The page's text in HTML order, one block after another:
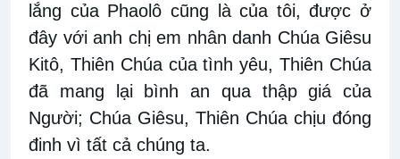
lắng của Phaolô cũng là của tôi, được ở
đây với anh chị em nhân danh Chúa Giêsu
Kitô, Thiên Chúa của tình yêu, Thiên Chúa
đã mang lại bình an qua thập giá của
Người; Chúa Giêsu, Thiên Chúa chịu đóng
đinh vì tất cả chúng ta.